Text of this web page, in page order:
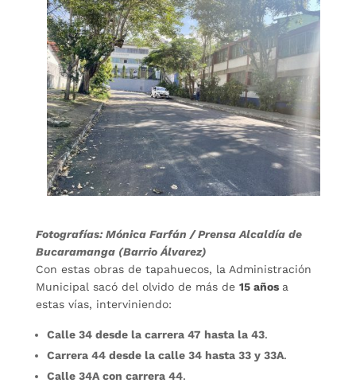
Fotografías: Mónica Farfán / Prensa Alcaldía de
Bucaramanga (Barrio Álvarez)
Con estas obras de tapahuecos, la Administración
Municipal sacó del olvido de más de 15 años a
estas vías, interviniendo:
Calle 34 desde la carrera 47 hasta la 43.
Carrera 44 desde la calle 34 hasta 33 y 33A.
Calle 34A con carrera 44.